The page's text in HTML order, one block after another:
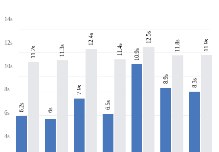
14s
12s
10s
8s
6s
4s
6.2s
11.2s
6s
11.3s
7.9s
12.4s
6.5s
11.4s 10.9s
12.5s
8.9s
11.8s
8.3s
11.9s